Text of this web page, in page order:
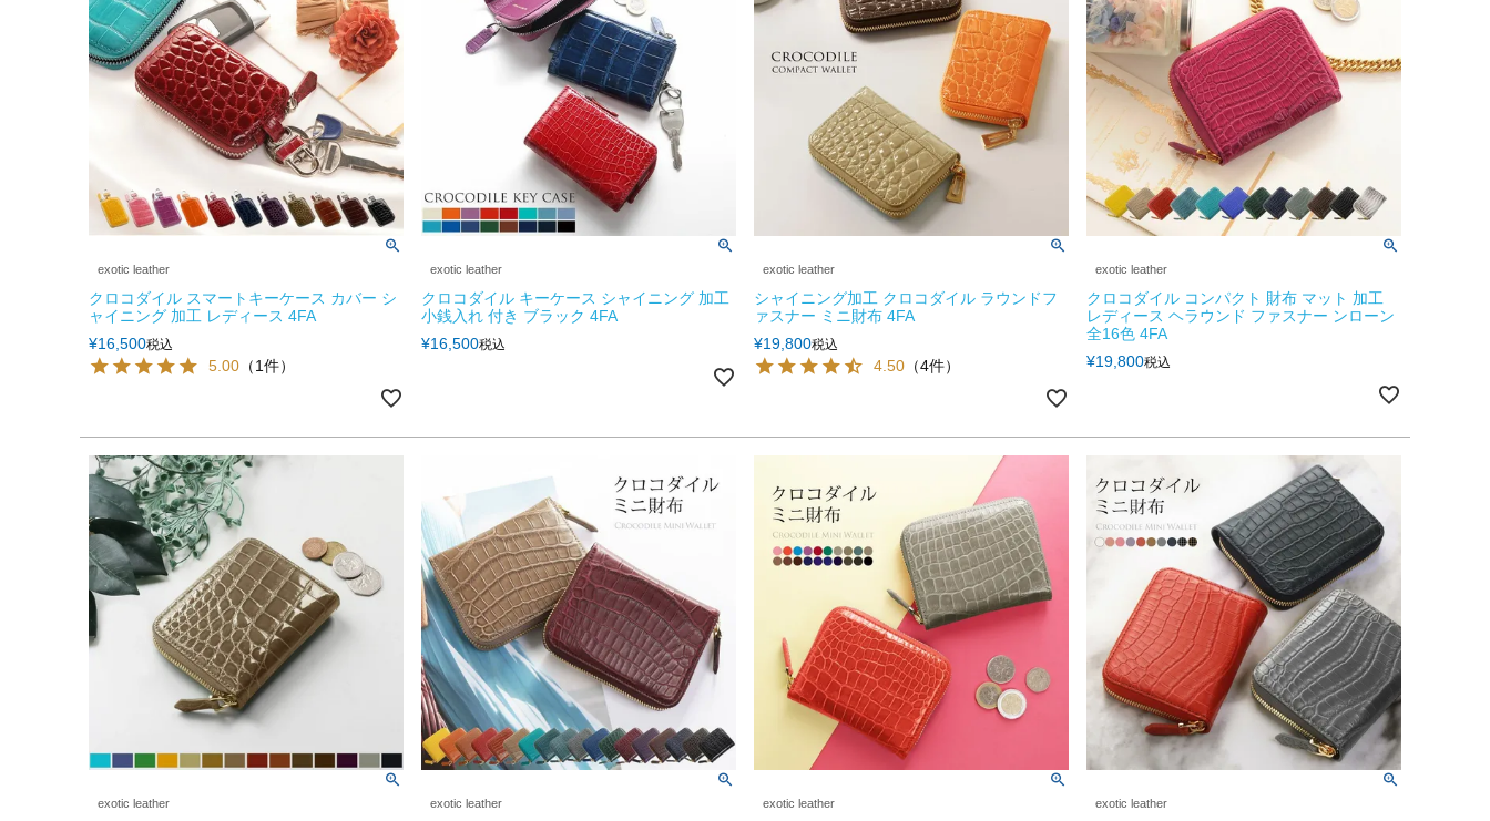
exotic leather
クロコダイル スマートキーケース カバー シ
ャイニング 加工 レディース 4FA
¥16,500税込
5.00 （1件）
exotic leather
クロコダイル キーケース シャイニング 加工
小銭入れ 付き ブラック 4FA
¥16,500税込
exotic leather
シャイニング加工 クロコダイル ラウンドフ
ァスナー ミニ財布 4FA
¥19,800税込
4.50 （4件）
exotic leather
クロコダイル コンパクト 財布 マット 加工
レディース ヘラウンド ファスナー ンローン
全16色 4FA
¥19,800税込
exotic leather exotic leather exotic leather exotic leather